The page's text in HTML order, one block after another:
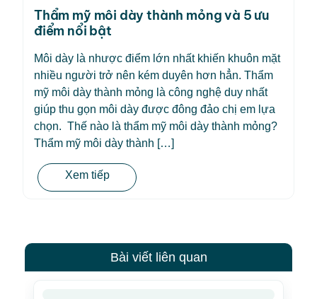
Thẩm mỹ môi dày thành mỏng và 5 ưu
điểm nổi bật
Môi dày là nhược điểm lớn nhất khiến khuôn mặt
nhiều người trở nên kém duyên hơn hẳn. Thẩm
mỹ môi dày thành mỏng là công nghệ duy nhất
giúp thu gọn môi dày được đông đảo chị em lựa
chọn. Thế nào là thẩm mỹ môi dày thành mỏng?
Thẩm mỹ môi dày thành […]
Xem tiếp
Bài viết liên quan